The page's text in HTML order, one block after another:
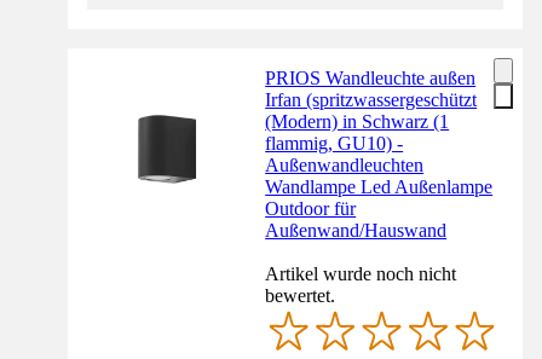
PRIOS Wandleuchte außen
Irfan (spritzwassergeschützt
(Modern) in Schwarz (1
flammig, GU10) -
Außenwandleuchten
Wandlampe Led Außenlampe
Outdoor für
Außenwand/Hauswand
Artikel wurde noch nicht
bewertet.